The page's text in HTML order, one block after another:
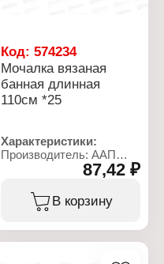
Код:574234
Мочалка вязаная
банная длинная
110см *25
Характеристики:
Производитель: ААП
Шахтерская
Тип товара: Мочалка для
87,42 ₽
В корзину